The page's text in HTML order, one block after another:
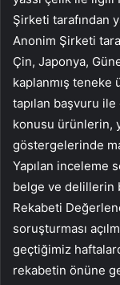
Şirketi tarafından
Anonim Şirketi
Çin, Japonya,
kaplanmış teneke
tapılan başvuru
konusu ürünlerin,
göstergelerinde
Yapılan inceleme
belge ve delillerin
Rekabeti
soruşturması
geçtiğimiz
rekabetin önüne